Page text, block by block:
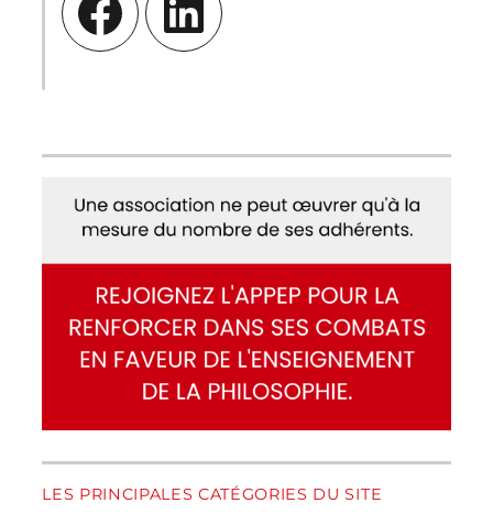
LES PRINCIPALES CATÉGORIES DU SITE